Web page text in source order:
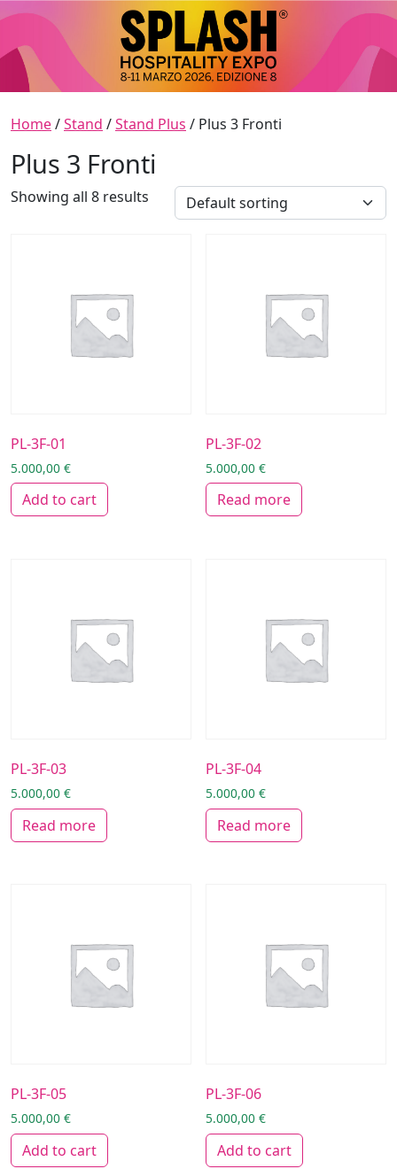
Skip to content
Main Navigation
Home/Stand /Stand Plus / Plus 3 Fronti
Plus 3 Fronti
Showing all 8 results
PL-3F-01
5.000,00 €
Add to cart
PL-3F-02
5.000,00€
Read more
PL-3F-03
5.000,00 €
Read more
PL-3F-04
5.000,00€
Read more
PL-3F-05
5.000,00 €
Add to cart
PL-3F-06
5.000,00€
Add to cart